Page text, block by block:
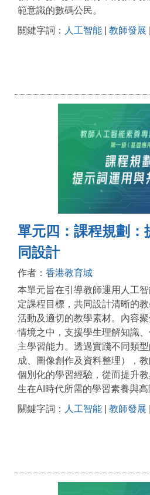
範意識的數碼公民。
關鍵字詞： 人工智能 教師發展
單元四：課程規劃：
同設計
作者： 香港教育城
本單元旨在引導教師運用人工
定課程目標，共同設計清晰的
活動及適切的教學素材。內容
情境之中，支援學生理解知識
主學習能力。透過實踐不同類
成、圖像創作及資料整理），
個別化的學習經驗，從而提升
生在AI時代所需的學習素養與高
關鍵字詞： 人工智能 教師發展